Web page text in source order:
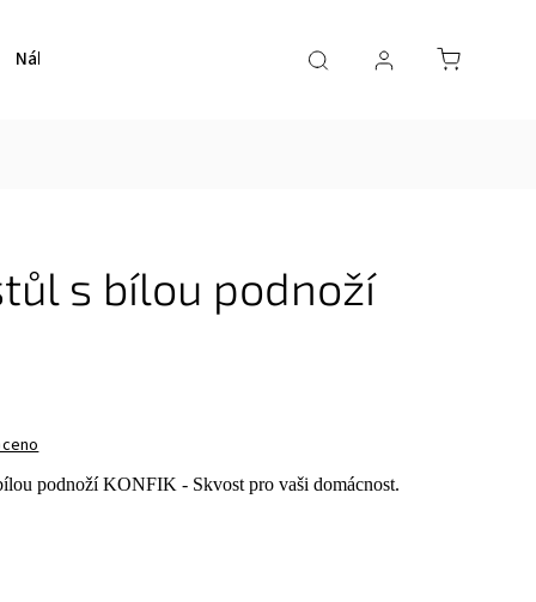
Nábytek Obklady E-shop
s bílou podnoží
podnoží KONFIK - Skvost pro vaši domácnost.